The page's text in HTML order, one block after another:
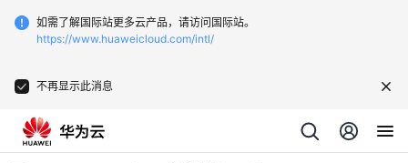
如需了解国际站更多云产品，请访问国际站。
https://www.huaweicloud.com/intl/
不再显示此消息